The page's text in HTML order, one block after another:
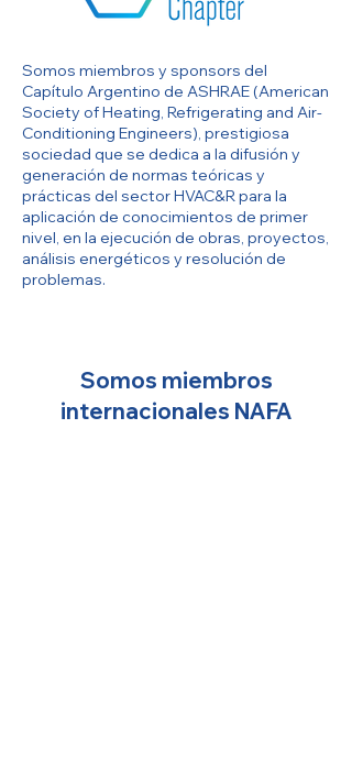
Somos miembros y sponsors del
Capítulo Argentino de ASHRAE (American
Society of Heating, Refrigerating and Air-
Conditioning Engineers), prestigiosa
sociedad que se dedica a la difusión y
generación de normas teóricas y
prácticas del sector HVAC&R para la
aplicación de conocimientos de primer
nivel, en la ejecución de obras, proyectos,
análisis energéticos y resolución de
problemas.
Somos miembros
internacionales NAFA